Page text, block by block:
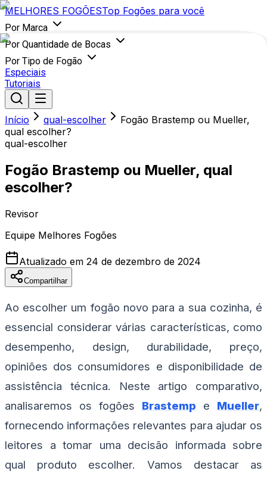
MELHORES FOGÕESTop Fogões para você
Por Marca
Por Quantidade de Bocas
Por Tipo de Fogão
Especiais
Tutoriais
Início qual-escolher
Fogão Brastemp ou Mueller,
qual escolher?
qual-escolher
Fogão Brastemp ou Mueller, qual
escolher?
Revisor
Equipe Melhores Fogões
Atualizado em 24 de dezembro de 2024
Compartilhar
Ao escolher um fogão novo para a sua cozinha, é
essencial considerar várias características, como
desempenho, design, durabilidade, preço,
opiniões dos consumidores e disponibilidade de
assistência técnica. Neste artigo comparativo,
analisaremos os fogões Brastemp e Mueller,
fornecendo informações relevantes para ajudar os
leitores a tomar uma decisão informada sobre
qual produto escolher. Vamos destacar as